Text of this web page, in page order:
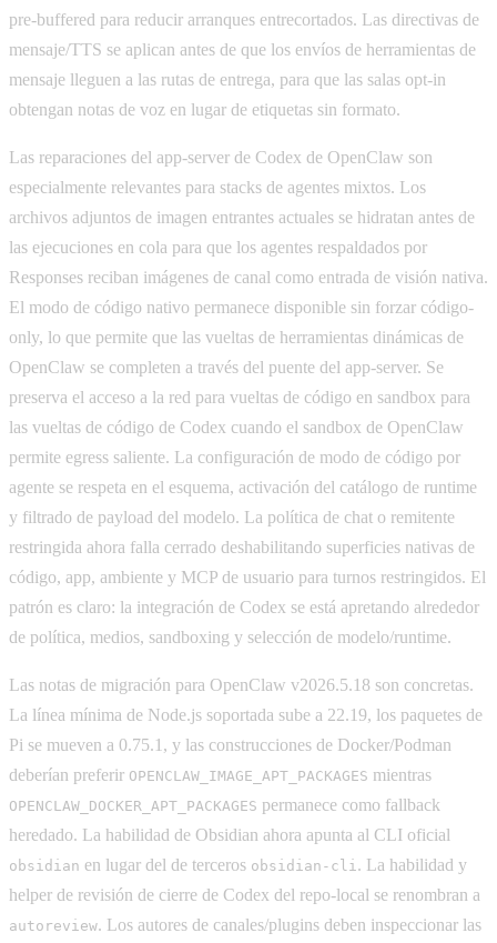
pre-buffered para reducir arranques entrecortados. Las directivas de
mensaje/TTS se aplican antes de que los envíos de herramientas de
mensaje lleguen a las rutas de entrega, para que las salas opt-in
obtengan notas de voz en lugar de etiquetas sin formato.
Las reparaciones del app-server de Codex de OpenClaw son
especialmente relevantes para stacks de agentes mixtos. Los
archivos adjuntos de imagen entrantes actuales se hidratan antes de
las ejecuciones en cola para que los agentes respaldados por
Responses reciban imágenes de canal como entrada de visión nativa.
El modo de código nativo permanece disponible sin forzar código-
only, lo que permite que las vueltas de herramientas dinámicas de
OpenClaw se completen a través del puente del app-server. Se
preserva el acceso a la red para vueltas de código en sandbox para
las vueltas de código de Codex cuando el sandbox de OpenClaw
permite egress saliente. La configuración de modo de código por
agente se respeta en el esquema, activación del catálogo de runtime
y filtrado de payload del modelo. La política de chat o remitente
restringida ahora falla cerrado deshabilitando superficies nativas de
código, app, ambiente y MCP de usuario para turnos restringidos. El
patrón es claro: la integración de Codex se está apretando alrededor
de política, medios, sandboxing y selección de modelo/runtime.
Las notas de migración para OpenClaw v2026.5.18 son concretas.
La línea mínima de Node.js soportada sube a 22.19, los paquetes de
Pi se mueven a 0.75.1, y las construcciones de Docker/Podman
deberían preferir OPENCLAW_IMAGE_APT_PACKAGES mientras
OPENCLAW_DOCKER_APT_PACKAGES permanece como fallback
heredado. La habilidad de Obsidian ahora apunta al CLI oficial
obsidian en lugar del de terceros obsidian-cli . La habilidad y
helper de revisión de cierre de Codex del repo-local se renombran a
autoreview. Los autores de canales/plugins deben inspeccionar las